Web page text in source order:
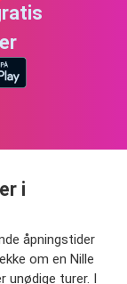
i
åpningstider
om en Nille
turer. I